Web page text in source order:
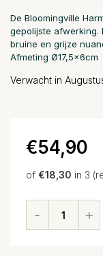
De Bloomingville
gepolijste afwerking.
bruine en grijze
Afmeting Ø17,5x6cm
Verwacht in
€54,90
of €18,30 in 3